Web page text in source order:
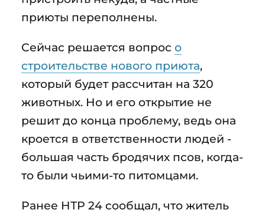
приюты переполнены.
Сейчас решается вопрос о
строительстве нового приюта,
который будет рассчитан на 320
животных. Но и его открытие не
решит до конца проблему, ведь она
кроется в ответственности людей -
большая часть бродячих псов, когда-
то были чьими-то питомцами.
Ранее НТР 24 сообщал, что житель